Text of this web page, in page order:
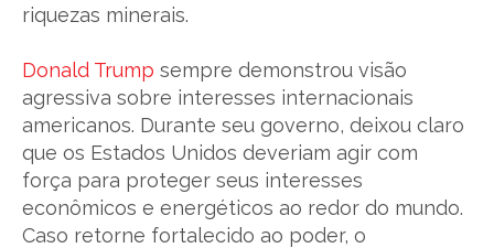
riquezas minerais.
Donald Trump sempre demonstrou visão
agressiva sobre interesses internacionais
americanos. Durante seu governo, deixou claro
que os Estados Unidos deveriam agir com
força para proteger seus interesses
econômicos e energéticos ao redor do mundo.
Caso retorne fortalecido ao poder, o